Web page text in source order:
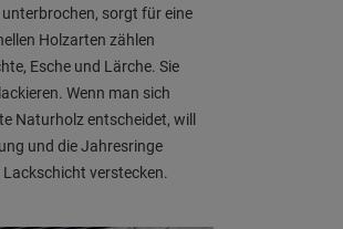
sorgt für eine
Holzarten zählen
Esche und Lärche. Sie
Wenn man sich
Naturholz entscheidet, will
und die Jahresringe
verstecken.